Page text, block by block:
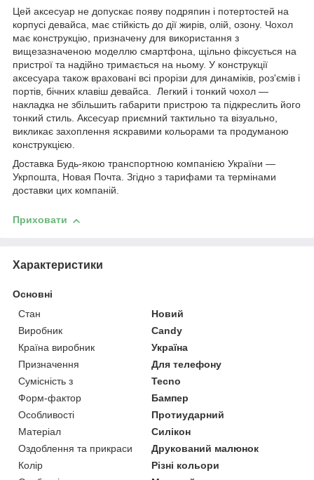
Цей аксесуар не допускає появу подряпин і потертостей на
корпусі девайса, має стійкість до дії жирів, олій, озону. Чохол
має конструкцію, призначену для використання з
вищезазначеною моделлю смартфона, щільно фіксується на
пристрої та надійно тримається на ньому. У конструкції
аксесуара також враховані всі прорізи для динаміків, роз'ємів і
портів, бічних клавіш девайса. Легкий і тонкий чохол —
накладка не збільшить габарити пристрою та підкреслить його
тонкий стиль. Аксесуар приємний тактильно та візуально,
викликає захоплення яскравими кольорами та продуманою
конструкцією.
Доставка Будь-якою транспортною компанією України —
Укрпошта, Новая Почта. Згідно з тарифами та термінами
доставки цих компаній.
Приховати
Характеристики
Основні
Стан
Новий
Виробник
Candy
Країна виробник
Україна
Призначення
Для телефону
Сумісність з
Tecno
Форм-фактор
Бампер
Особливості
Протиударний
Матеріал
Силікон
Оздоблення та прикраси
Друкований малюнок
Колір
Різні кольори